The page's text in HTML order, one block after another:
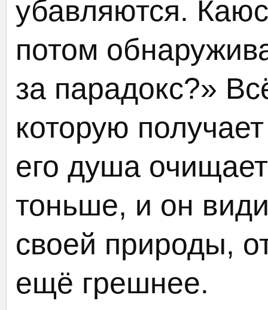
убавляются.
потом
за парадокс?»
которую
его душа
тоньше, и он
своей природы,
ещё грешнее.